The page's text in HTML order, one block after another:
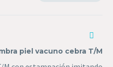
vacunopiel vacuno cebra T/M